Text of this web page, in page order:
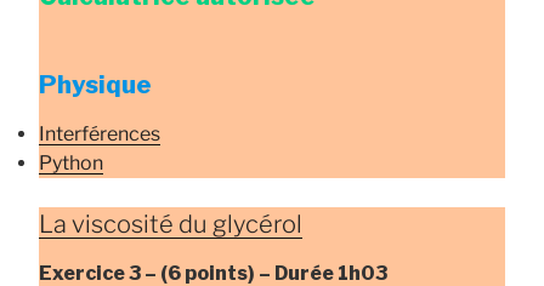
Physique
Interférences
Python
La viscosité du glycérol
Exercice 3 – (6 points) – Durée 1h03